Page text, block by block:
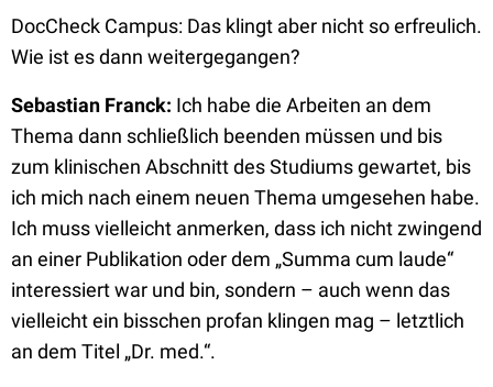
DocCheck Campus: Das klingt aber nicht so erfreulich.
Wie ist es dann weitergegangen?
Sebastian Franck: Ich habe die Arbeiten an dem
Thema dann schließlich beenden müssen und bis
zum klinischen Abschnitt des Studiums gewartet, bis
ich mich nach einem neuen Thema umgesehen habe.
Ich muss vielleicht anmerken, dass ich nicht zwingend
an einer Publikation oder dem „Summa cum laude“
interessiert war und bin, sondern – auch wenn das
vielleicht ein bisschen profan klingen mag – letztlich
an dem Titel „Dr. med.“.